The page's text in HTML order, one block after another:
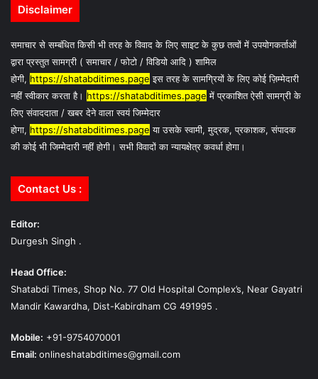
Disclaimer
समाचार से सम्बंधित किसी भी तरह के विवाद के लिए साइट के कुछ तत्वों में उपयोगकर्ताओं
द्वारा प्रस्तुत सामग्री ( समाचार / फोटो / विडियो आदि ) शामिल
होगी, https://shatabditimes.page इस तरह के सामग्रियों के लिए कोई ज़िम्मेदारी
नहीं स्वीकार करता है। https://shatabditimes.page में प्रकाशित ऐसी सामग्री के
लिए संवाददाता / खबर देने वाला स्वयं जिम्मेदार
होगा, https://shatabditimes.page या उसके स्वामी, मुद्रक, प्रकाशक, संपादक
की कोई भी जिम्मेदारी नहीं होगी। सभी विवादों का न्यायक्षेत्र कवर्धा होगा।
Contact Us :
Editor:
Durgesh Singh .
Head Office:
Shatabdi Times, Shop No. 77 Old Hospital Complex’s, Near Gayatri
Mandir Kawardha, Dist-Kabirdham CG 491995 .
Mobile: +91-9754070001
Email: onlineshatabditimes@gmail.com